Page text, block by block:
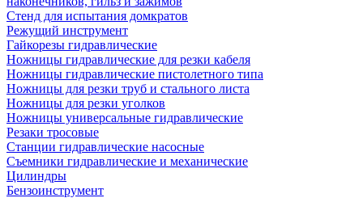
Стенд для испытания домкратов
Режущий инструмент
Гайкорезы гидравлические
Ножницы гидравлические для резки кабеля
Ножницы гидравлические пистолетного типа
Ножницы для резки труб и стального листа
Ножницы для резки уголков
Ножницы универсальные гидравлические
Резаки тросовые
Станции гидравлические насосные
Съемники гидравлические и механические
Цилиндры
Бензоинструмент